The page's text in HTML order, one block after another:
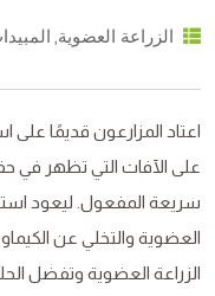
الزراعة العضوية
اعتاد المزارعون قديمًا على
على الآفات التي تظهر في
سريعة المفعول. ليعود
العضوية والتخلي عن
الزراعة العضوية وتفضل